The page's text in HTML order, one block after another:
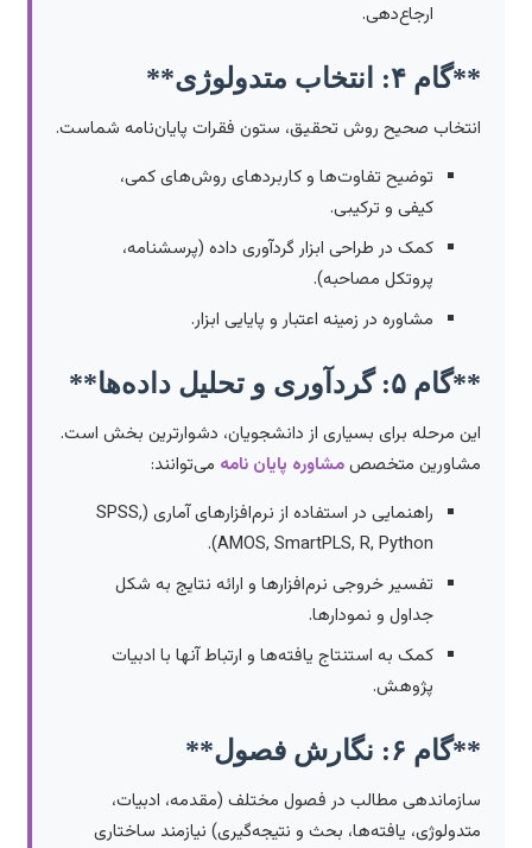
ارجاع‌دهی.
**گام ۴: انتخاب متدولوژی**
انتخاب صحیح روش تحقیق، ستون فقرات پایان‌نامه شماست.
توضیح تفاوت‌ها و کاربردهای روش‌های کمی،
کیفی و ترکیبی.
کمک در طراحی ابزار گردآوری داده (پرسشنامه،
پروتکل مصاحبه).
مشاوره در زمینه اعتبار و پایایی ابزار.
**گام ۵: گردآوری و تحلیل داده‌ها**
این مرحله برای بسیاری از دانشجویان، دشوارترین بخش است.
مشاورین متخصصمشاوره پایان نامهمی‌توانند:
راهنمایی در استفاده از نرم‌افزارهای آماری (SPSS,
AMOS, SmartPLS, R, Python).
تفسیر خروجی نرم‌افزارها و ارائه نتایج به شکل
جداول و نمودارها.
کمک به استنتاج یافته‌ها و ارتباط آنها با ادبیات
پژوهش.
**گام ۶: نگارش فصول**
سازماندهی مطالب در فصول مختلف (مقدمه، ادبیات،
متدولوژی، یافته‌ها، بحث و نتیجه‌گیری) نیازمند ساختاری